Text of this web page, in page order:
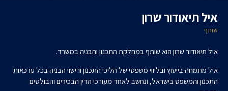
איל תיאודור שרון
שותף
איל תיאודור שרון הוא שותף במחלקת התכנון והבניה במשרד.
איל מתמחה בייעוץ ובליווי משפטי של הליכי התכנון ורישוי הבניה בכל ערכאות
התכנון והמשפט בישראל, ונחשב לאחד מעורכי הדין הבכירים והבולטים